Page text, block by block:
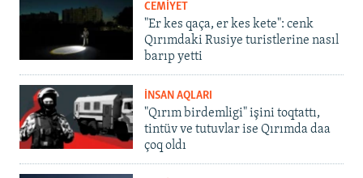
CEMİYET
"Er kes qaça, er kes kete": cenk
Qırımdaki Rusiye turistlerine nasıl
barıp yetti
İNSAN AQLARI
"Qırım birdemligi" işini toqtattı,
tintüv ve tutuvlar ise Qırımda daa
çoq oldı